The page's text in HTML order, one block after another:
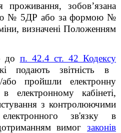
проживання, зобов’язана
№ 5ДР або за формою №
визначені Положенням
до п. 42.4 ст. 42 Кодексу
подають звітність в
або пройшли електронну
електронному кабінеті,
з контролюючими
зв'язку в
вимог законів